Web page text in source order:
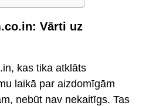
Vārti uz
kas tika atklāts
laikā par aizdomīgām
nebūt nav nekaitīgs. Tas